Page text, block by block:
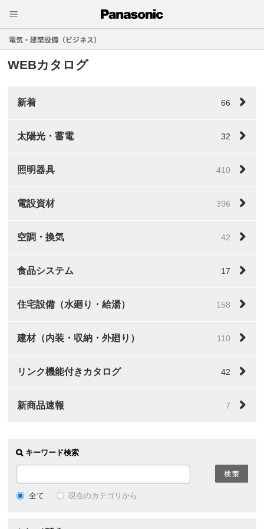
電気・建築設備（ビジネス）
WEBカタログ
新着 66
太陽光・蓄電 32
照明器具 410
電設資材 396
空調・換気 42
食品システム 17
住宅設備（水廻り・給湯） 158
建材（内装・収納・外廻り） 110
リンク機能付きカタログ 42
新商品速報 7
キーワード検索
全て 現在のカテゴリから